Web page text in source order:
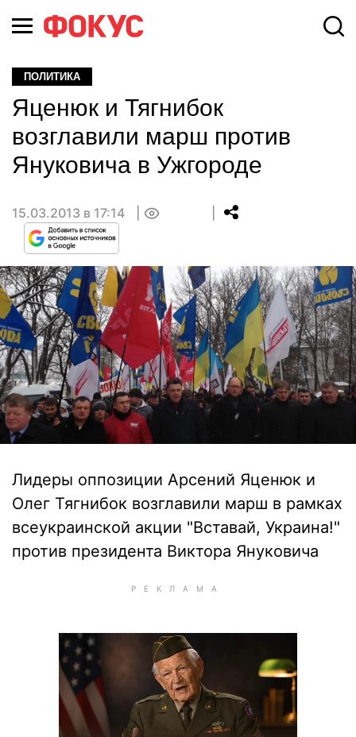
ПОЛИТИКА
Яценюк и Тягнибок
возглавили марш против
Януковича в Ужгороде
15.03.2013 в 17:14
Лидеры оппозиции Арсений Яценюк и
Олег Тягнибок возглавили марш в рамках
всеукраинской акции "Вставай, Украина!"
против президента Виктора Януковича